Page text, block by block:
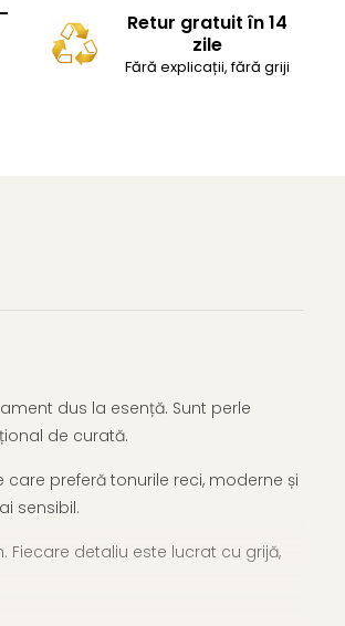
Retur gratuit în 14
zile
Fără explicații, fără griji
dus la esență. Sunt perle
de curată.
preferă tonurile reci, moderne și
sensibil.
detaliu este lucrat cu grijă,